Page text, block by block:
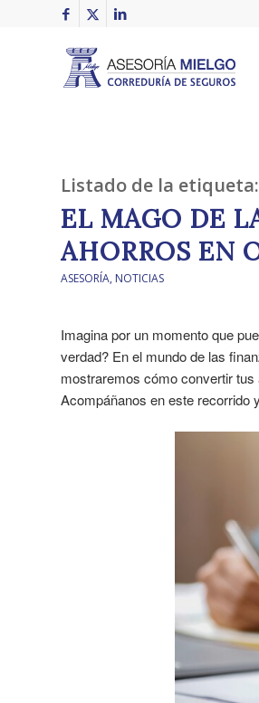
Listado de la etiqueta:
EL MAGO DE
AHORROS EN
ASESORÍA, NOTICIAS
Imagina por un momento que
verdad? En el mundo de las
mostraremos cómo convertir
Acompáñanos en este recorrido